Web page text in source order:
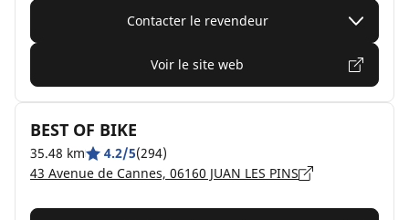
Contacter le revendeur
Voir le site web
BEST OF BIKE
35.48 km 4.2/5(294)
43 Avenue de Cannes, 06160 JUAN LES PINS